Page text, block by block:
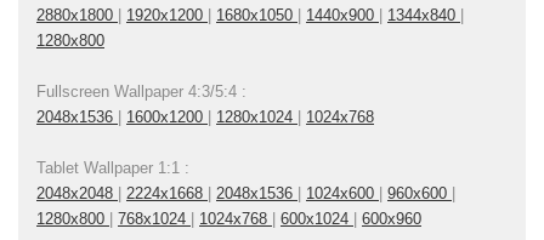
2880x1800 | 1920x1200 | 1680x1050 | 1440x900 | 1344x840 |
1280x800
Fullscreen Wallpaper 4:3/5:4 :
2048x1536 | 1600x1200 | 1280x1024 | 1024x768
Tablet Wallpaper 1:1 :
2048x2048 | 2224x1668 | 2048x1536 | 1024x600 | 960x600 |
1280x800 | 768x1024 | 1024x768 | 600x1024 | 600x960